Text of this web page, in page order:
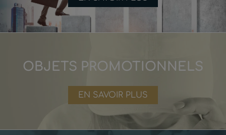
OBJETS PROMOTIONNELS
EN SAVOIR PLUS